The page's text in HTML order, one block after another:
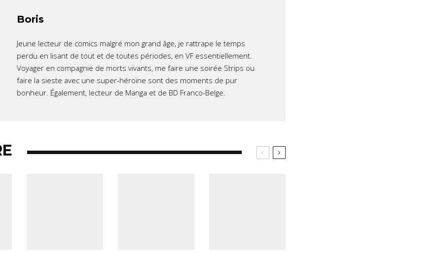
Boris
Jeune lecteur de comics malgré mon grand âge, je rattrape le temps
perdu en lisant de tout et de toutes périodes, en VF essentiellement.
Voyager en compagnie de morts vivants, me faire une soirée Strips ou
faire la sieste avec une super-héroïne sont des moments de pur
bonheur. Également, lecteur de Manga et de BD Franco-Belge.